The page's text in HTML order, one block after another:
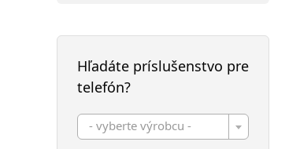
Hľadáte príslušenstvo pre
telefón?
- vyberte výrobcu -